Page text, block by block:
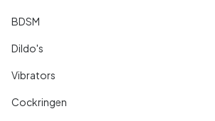
BDSM
Dildo's
Vibrators
Cockringen